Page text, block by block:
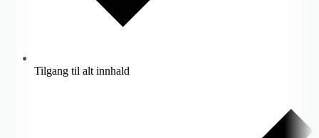
Tilgang til alt innhald